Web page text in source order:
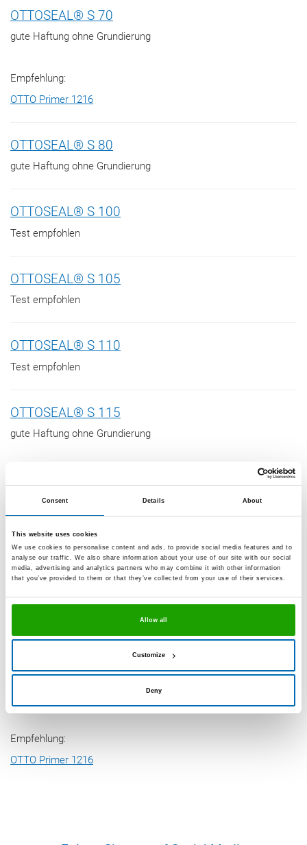
Consent Details About
This website uses cookies
We use cookies to personalise content and ads, to provide social media features and to
analyse our traffic. We also share information about your use of our site with our social
media, advertising and analytics partners who may combine it with other information
that you’ve provided to them or that they’ve collected from your use of their services.
Allow all
Customize
Deny
OTTOSEAL® S 70
gute Haftung ohne Grundierung
Empfehlung:
OTTO Primer 1216
OTTOSEAL® S 80
gute Haftung ohne Grundierung
OTTOSEAL® S 100
Test empfohlen
OTTOSEAL® S 105
Test empfohlen
OTTOSEAL® S 110
Test empfohlen
OTTOSEAL® S 115
gute Haftung ohne Grundierung
OTTO Primer 1216
OTTOSEAL® S 117
Test empfohlen
OTTOSEAL® S 120
OTTOSEAL® S 140
gute Haftung ohne Grundierung
Empfehlung:
OTTO Primer 1216